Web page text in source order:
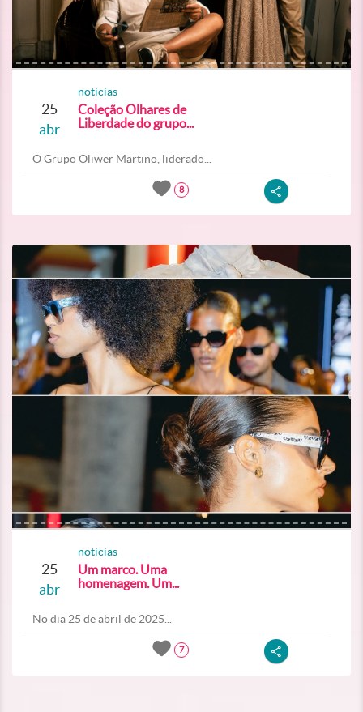
25
abr
noticias
Coleção Olhares de
Liberdade do grupo...
O Grupo Oliwer Martino, liderado...
8
25
abr
noticias
Um marco. Uma
homenagem. Um...
No dia 25 de abril de 2025...
7